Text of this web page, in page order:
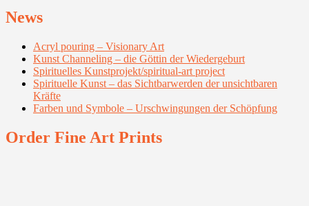
News
Acryl pouring – Visionary Art
Kunst Channeling – die Göttin der Wiedergeburt
Spirituelles Kunstprojekt/spiritual-art project
Spirituelle Kunst – das Sichtbarwerden der unsichtbaren
Kräfte
Farben und Symbole – Urschwingungen der Schöpfung
Order Fine Art Prints